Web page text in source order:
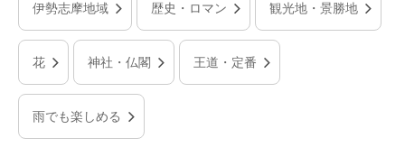
伊勢志摩地域 歴史・ロマン 観光地・景勝地
花 神社・仏閣 王道・定番
雨でも楽しめる